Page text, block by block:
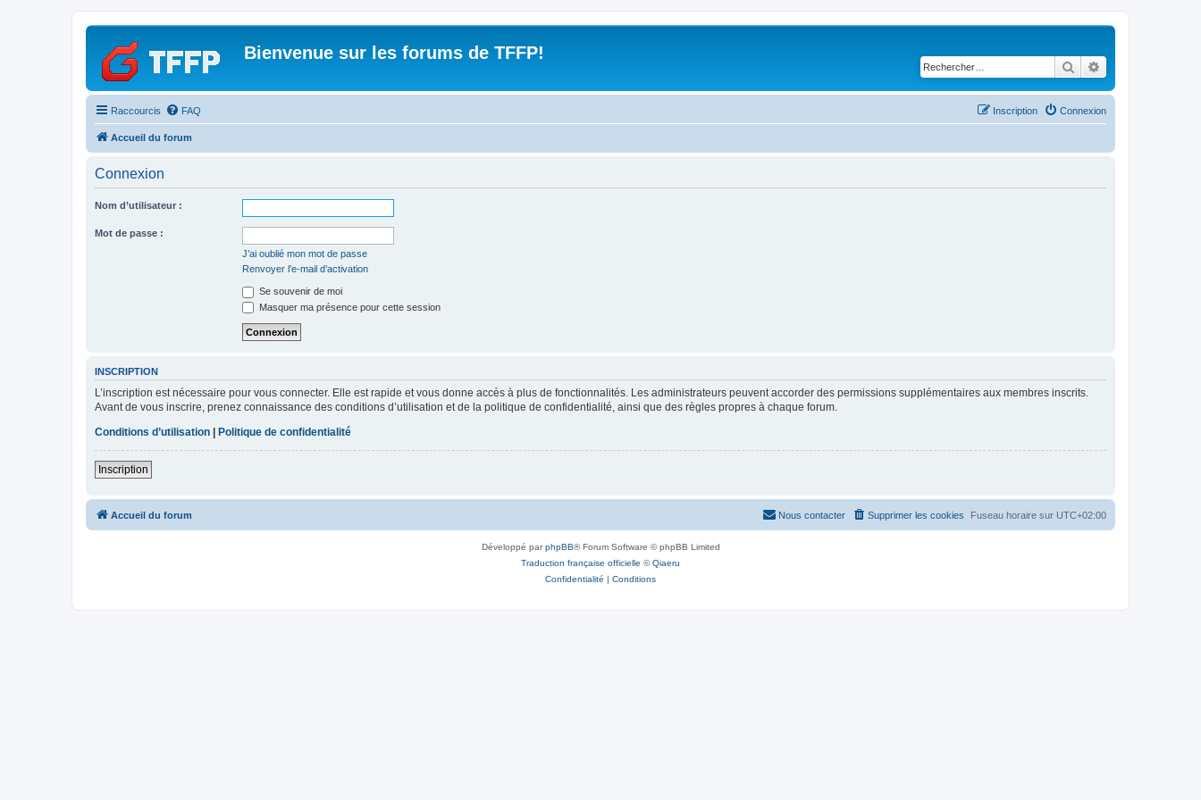
Bienvenue sur les forums de TFFP!
Rechercher
Raccourcis FAQ Connexion
Inscription
Accueil du forum
Connexion
Nom d’utilisateur :
Mot de passe :
J’ai oublié mon mot de passe
Renvoyer l’e-mail d’activation
Se souvenir de moi
Masquer ma présence pour cette session
INSCRIPTION
L’inscription est nécessaire pour vous connecter. Elle est rapide et vous donne accès à plus de fonctionnalités. Les administrateurs peuvent accorder des permissions supplémentaires aux membres inscrits.
Avant de vous inscrire, prenez connaissance des conditions d’utilisation et de la politique de confidentialité, ainsi que des règles propres à chaque forum.
Conditions d’utilisation | Politique de confidentialité
Inscription
Accueil du forum Fuseau horaire sur UTC+02:00
Supprimer les cookies
Nous contacter
Développé parphpBB® Forum Software © phpBB Limited
Traduction française officielle ©Qiaeru
Confidentialité | Conditions